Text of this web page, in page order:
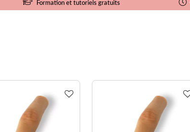
Formation et tutoriels gratuits